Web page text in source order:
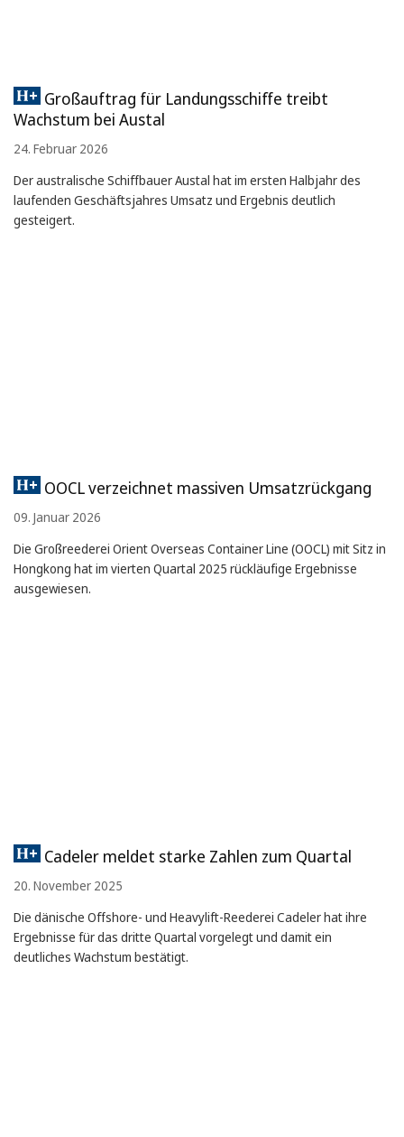
Großauftrag für Landungsschiffe treibt
Wachstum bei Austal
24. Februar 2026
Der australische Schiffbauer Austal hat im ersten Halbjahr des
laufenden Geschäftsjahres Umsatz und Ergebnis deutlich
gesteigert.
OOCL verzeichnet massiven Umsatzrückgang
09. Januar 2026
Die Großreederei Orient Overseas Container Line (OOCL) mit Sitz in
Hongkong hat im vierten Quartal 2025 rückläufige Ergebnisse
ausgewiesen.
Cadeler meldet starke Zahlen zum Quartal
20. November 2025
Die dänische Offshore- und Heavylift-Reederei Cadeler hat ihre
Ergebnisse für das dritte Quartal vorgelegt und damit ein
deutliches Wachstum bestätigt.